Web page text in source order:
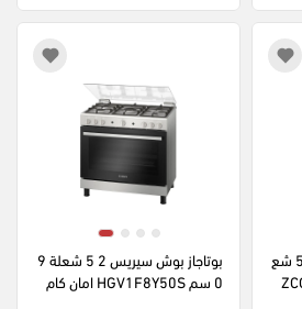
بوتاجاز زانوسي كول ماكس 5 شع
بوتاجاز بوش سيريس 2 5 شعلة 9
0 سم HGV1F8Y50S امان كام